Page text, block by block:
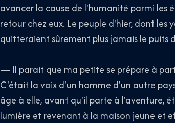
avancer la cause de l'humanité parmi les
retour chez eux. Le peuple d'hier, dont les
quitteraient sûrement plus jamais le puits
— Il parait que ma petite se prépare à
C'était la voix d'un homme d'un autre
âge à elle, avant qu'il parte à l'aventure,
lumière et revenant à la maison jeune et